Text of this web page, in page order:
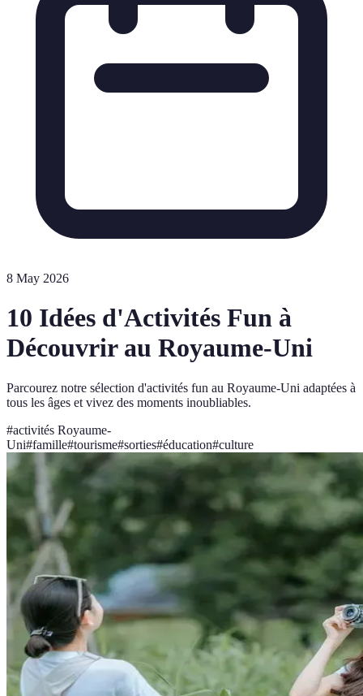
8 May 2026
10 Idées d'Activités Fun à
Découvrir au Royaume-Uni
Parcourez notre sélection d'activités fun au Royaume-Uni adaptées à
tous les âges et vivez des moments inoubliables.
#activités Royaume-
Uni#famille#tourisme#sorties#éducation#culture